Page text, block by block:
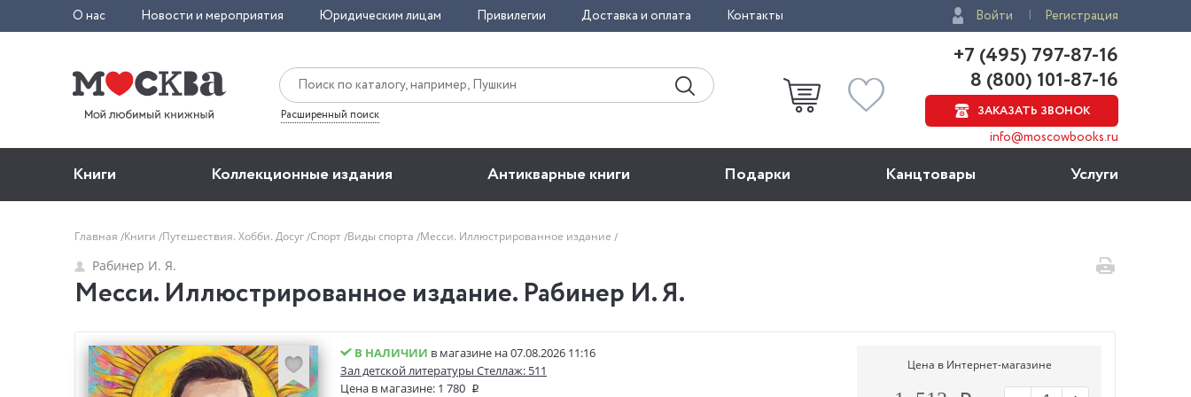
О нас Новости и мероприятия Юридическим лицам Привилегии Доставка и оплата Контакты Войти Регистрация
Расширенный поиск
+7 (495) 797-87-16
8 (800) 101-87-16
ЗАКАЗАТЬ ЗВОНОК
info@moscowbooks.ru
Книги Коллекционные издания Антикварные книги Подарки Канцтовары Услуги
Главная Книги Путешествия. Хобби. Досуг Спорт Виды спорта Месси. Иллюстрированное издание
Рабинер И. Я.
Месси. Иллюстрированное издание. Рабинер И. Я.
В НАЛИЧИИ в магазине на 07.08.2026 11:16
Зал детской литературы Стеллаж: 511
Цена в магазине: 1 780
Цена в Интернет-магазине